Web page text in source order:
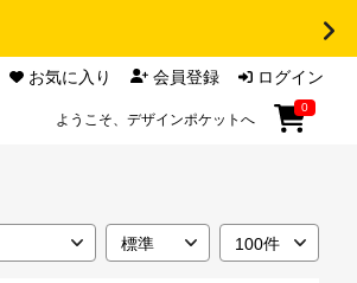
お気に入り 会員登録 ログイン
ようこそ、デザインポケットへ
0